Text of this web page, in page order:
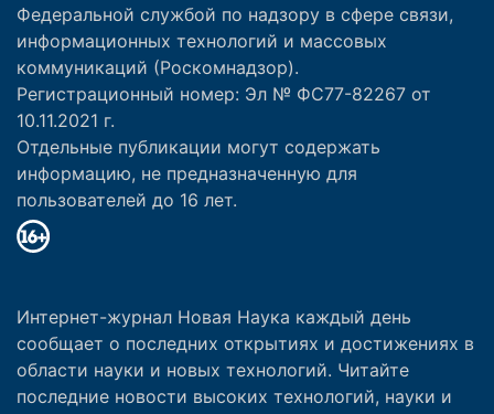
Федеральной службой по надзору в сфере связи,
информационных технологий и массовых
коммуникаций (Роскомнадзор).
Регистрационный номер: Эл № ФС77-82267 от
10.11.2021 г.
Отдельные публикации могут содержать
информацию, не предназначенную для
пользователей до 16 лет.
Интернет-журнал Новая Наука каждый день
сообщает о последних открытиях и достижениях в
области науки и новых технологий. Читайте
последние новости высоких технологий, науки и